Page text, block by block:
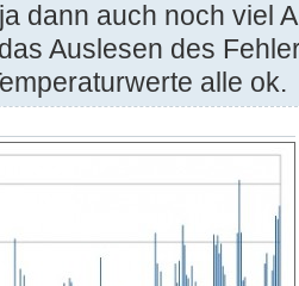
dann auch noch viel
Auslesen des
alle ok.